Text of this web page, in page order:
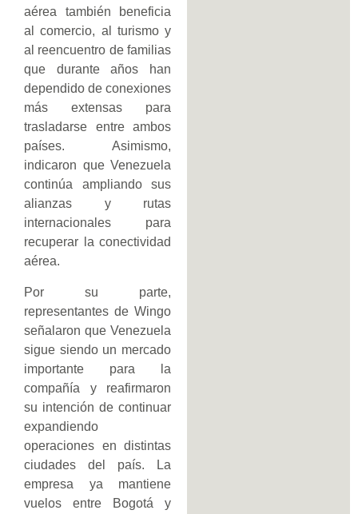
aérea también beneficia
al comercio, al turismo y
al reencuentro de familias
que durante años han
dependido de conexiones
más extensas para
trasladarse entre ambos
países. Asimismo,
indicaron que Venezuela
continúa ampliando sus
alianzas y rutas
internacionales para
recuperar la conectividad
aérea.
Por su parte,
representantes de Wingo
señalaron que Venezuela
sigue siendo un mercado
importante para la
compañía y reafirmaron
su intención de continuar
expandiendo
operaciones en distintas
ciudades del país. La
empresa ya mantiene
vuelos entre Bogotá y